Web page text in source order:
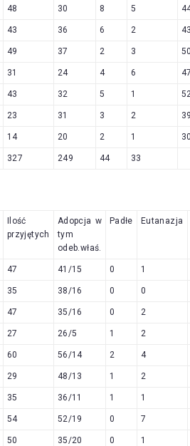
48 30 8 5
43 36 6 2
49 37 2 3
31 24 4 6
43 32 5 1
23 31 3 2
14 20 2 1
327 249 44 33
Ilość
przyjętych
Adopcja w
tym
odeb.właś.
Padłe Eutanazja
47 41/15 0 1
35 38/16 0 0
47 35/16 0 2
27 26/5 1 2
60 56/14 2 4
29 48/13 1 2
35 36/11 1 1
54 52/19 0 7
50 35/20 0 1